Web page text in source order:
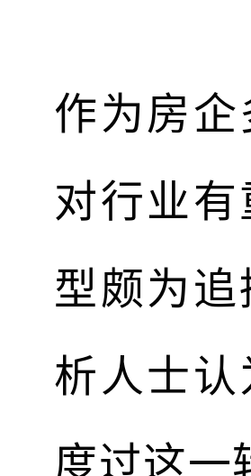
作为房
对行业
型颇为
析人士
度过这一